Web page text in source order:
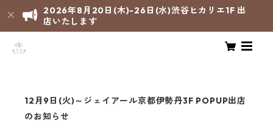
2026年8月20日(木)-26日(水)渋谷ヒカリエ1F 出
店いたします
12月9日(火)～ジェイアール京都伊勢丹3F POPUP出店
のお知らせ